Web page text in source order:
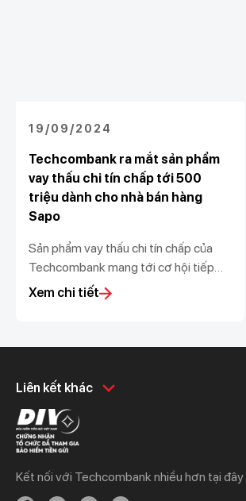
19/09/2024
Techcombank ra mắt sản phẩm
vay thấu chi tín chấp tới 500
triệu dành cho nhà bán hàng
Sapo
Sản phẩm vay thấu chi tín chấp của
Techcombank mang tới cơ hội tiếp
cận vốn linh hoạt, nhanh chóng với hạn
mức vượt trội và lãi suất hấp dẫn cho
Xem chi tiết
Liên kết khác
Khách hàng cá nhân
Chi tiêu
Tiết kiệm
Vay
Đầu tư
Thương mại
Kết nối với Techcombank nhiều hơn tại đây